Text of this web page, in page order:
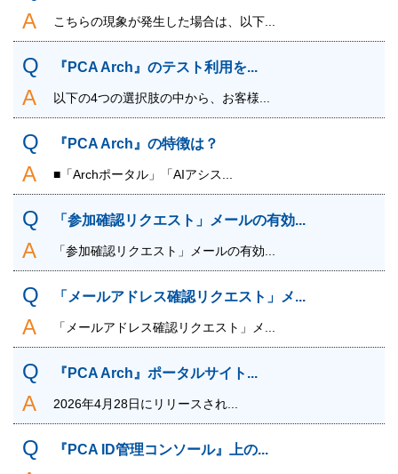
こちらの現象が発生した場合は、以下...
『PCA Arch』のテスト利用を...
以下の4つの選択肢の中から、お客様...
『PCA Arch』の特徴は？
■「Archポータル」「AIアシス...
「参加確認リクエスト」メールの有効...
「参加確認リクエスト」メールの有効...
「メールアドレス確認リクエスト」メ...
「メールアドレス確認リクエスト」メ...
『PCA Arch』ポータルサイト...
2026年4月28日にリリースされ...
『PCA ID管理コンソール』上の...